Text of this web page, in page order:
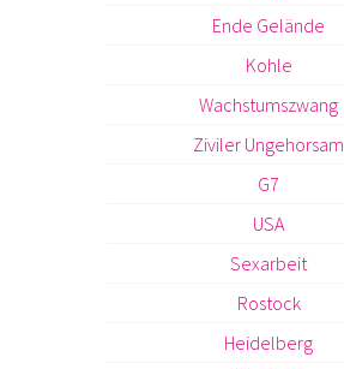
Ende Gelände
Kohle
Wachstumszwang
Ziviler Ungehorsam
G7
USA
Sexarbeit
Rostock
Heidelberg